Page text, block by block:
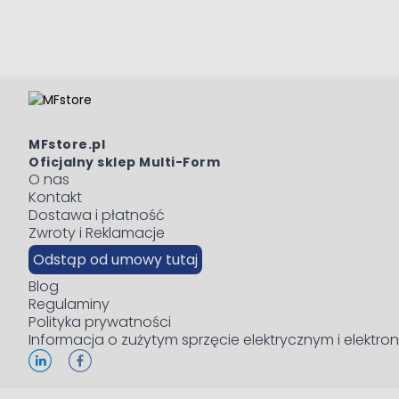
MFstore.pl
Oficjalny sklep Multi-Form
O nas
Kontakt
Dostawa i płatność
Zwroty i Reklamacje
Odstąp od umowy tutaj
Blog
Regulaminy
Polityka prywatności
Informacja o zużytym sprzęcie elektrycznym i